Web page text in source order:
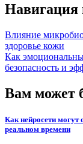
Навигация
Влияние
здоровье кожи
Как
безопасность и
Вам может
Как нейросети могут
реальном времени